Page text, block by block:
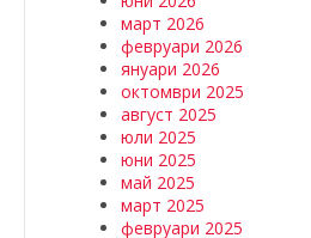
март 2026
февруари 2026
януари 2026
октомври 2025
август 2025
юли 2025
юни 2025
май 2025
март 2025
февруари 2025